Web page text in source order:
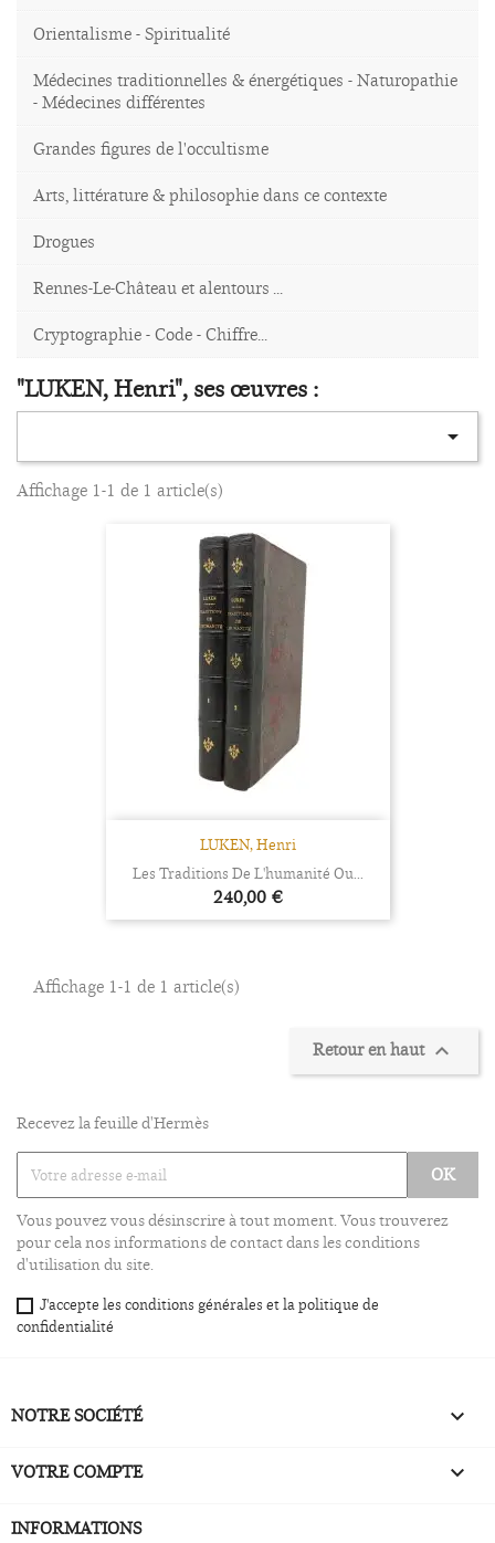
Orientalisme - Spiritualité
Médecines traditionnelles & énergétiques - Naturopathie
- Médecines différentes
Grandes figures de l'occultisme
Arts, littérature & philosophie dans ce contexte
Drogues
Rennes-Le-Château et alentours ...
Cryptographie - Code - Chiffre...
"LUKEN, Henri", ses œuvres :

Affichage 1-1 de 1 article(s)
LUKEN, Henri
Les Traditions De L'humanité Ou...
Prix
240,00 €
Affichage 1-1 de 1 article(s)
Retour en haut 
Recevez la feuille d'Hermès
Vous pouvez vous désinscrire à tout moment. Vous trouverez
pour cela nos informations de contact dans les conditions
d'utilisation du site.
J'accepte les conditions générales et la politique de
confidentialité
NOTRE SOCIÉTÉ 
VOTRE COMPTE 
INFORMATIONS